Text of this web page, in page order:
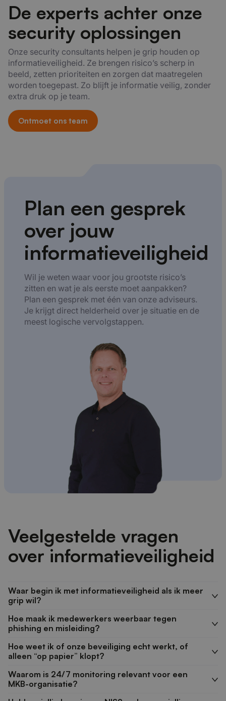
De experts achter onze
security oplossingen
Onze security consultants helpen je grip houden op
informatieveiligheid. Ze brengen risico’s scherp in
beeld, zetten prioriteiten en zorgen dat maatregelen
worden toegepast. Zo blijft je informatie veilig, zonder
extra druk op je team.
Ontmoet ons team
Plan een gesprek
over jouw
informatieveiligheid
Wil je weten waar voor jou grootste risico’s
zitten en wat je als eerste moet aanpakken?
Plan een gesprek met één van onze adviseurs.
Je krijgt direct helderheid over je situatie en de
meest logische vervolgstappen.
Veelgestelde vragen
over informatieveiligheid
Waar begin ik met informatieveiligheid als ik meer
grip wil?
Hoe maak ik medewerkers weerbaar tegen
phishing en misleiding?
Hoe weet ik of onze beveiliging echt werkt, of
alleen “op papier” klopt?
Waarom is 24/7 monitoring relevant voor een
MKB-organisatie?